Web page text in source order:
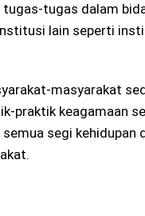
tugas dalam
lain seperti
masyarakat
praktik keagamaan
segi kehidupan